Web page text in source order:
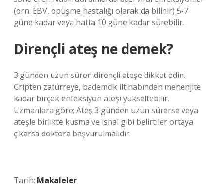
(örn. EBV, öpüşme hastalığı olarak da bilinir) 5-7
güne kadar veya hatta 10 güne kadar sürebilir.
Dirençli ateş ne demek?
3 günden uzun süren dirençli ateşe dikkat edin.
Gripten zatürreye, bademcik iltihabından menenjite
kadar birçok enfeksiyon ateşi yükseltebilir.
Uzmanlara göre; Ateş 3 günden uzun sürerse veya
ateşle birlikte kusma ve ishal gibi belirtiler ortaya
çıkarsa doktora başvurulmalıdır.
Tarih: Makaleler